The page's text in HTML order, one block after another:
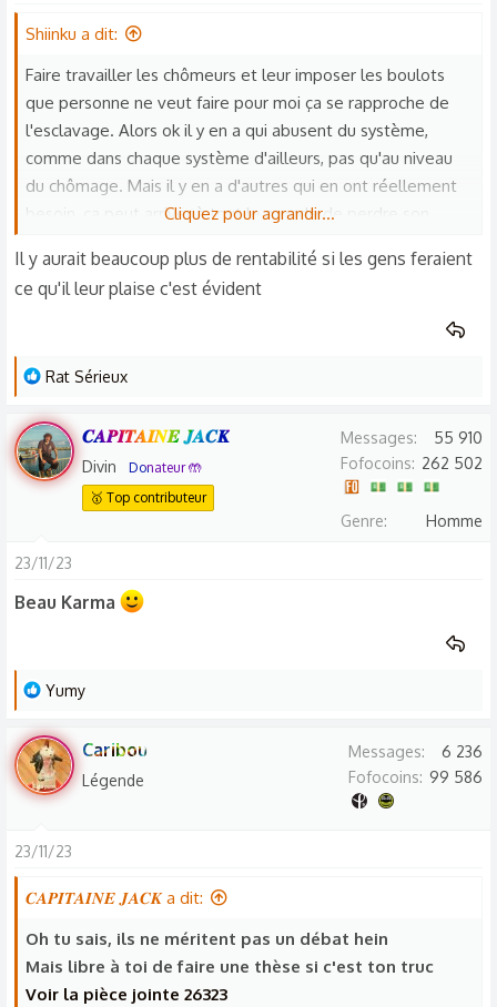
Shiinku a dit:
Faire travailler les chômeurs et leur imposer les boulots
que personne ne veut faire pour moi ça se rapproche de
l'esclavage. Alors ok il y en a qui abusent du système,
comme dans chaque système d'ailleurs, pas qu'au niveau
du chômage. Mais il y en a d'autres qui en ont réellement
besoin, ça peut arriver à tout le monde de perdre son
suffisante pour accepter tout et n'importe quoi comme
autre boulot.
me retrouve au chômage, il est hors de question de faire
"des travaux non rémunérés" qui ne m'intéressent pas et je
préfèrerais également rester au chômage un peu plus
longtemps pour trouver ce qui me convient plutôt que
d'accepter un poste sous payé ou inintéressant dans
l'urgence
Cliquez pour agrandir...
Il y aurait beaucoup plus de rentabilité si les gens feraient
ce qu'il leur plaise c'est évident
L
s
r
é
t
o
:
Rat Sérieux
𝑪𝑨𝑷𝑰𝑻𝑨𝑰𝑵𝑬 𝑱𝑨𝑪𝑲
Divin
Donateur 🤲
🥇 Top contributeur
Messages
55 910
Fofocoins
262 502
Genre Homme
23/11/23
Beau Karma
L
s
r
é
c
n
s
:
Yumy
Caribou
Légende
Messages
6 236
Fofocoins 99 586
23/11/23
𝑪𝑨𝑷𝑰𝑻𝑨𝑰𝑵𝑬 𝑱𝑨𝑪𝑲 a dit:
Oh tu sais, ils ne méritent pas un débat hein
Mais libre à toi de faire une thèse si c'est ton truc
Voir la pièce jointe 26323